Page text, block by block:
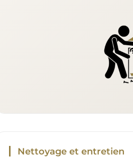
Nettoyage et entretien